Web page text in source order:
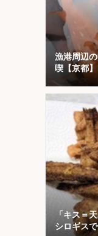
漁港周辺
喫【京都
ッチ！
「キス＝
シロギス